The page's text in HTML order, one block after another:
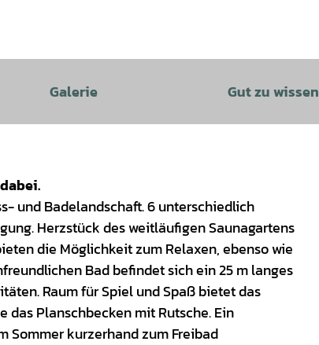
Galerie Gut zu wissen
und Badelandschaft. 6 unterschiedlich
Herzstück des weitläufigen Saunagartens
die Möglichkeit zum Relaxen, ebenso wie
Bad befindet sich ein 25 m langes
Raum für Spiel und Spaß bietet das
Planschbecken mit Rutsche. Ein
Sommer kurzerhand zum Freibad